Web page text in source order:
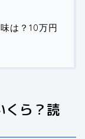
は？10万円
くら？読